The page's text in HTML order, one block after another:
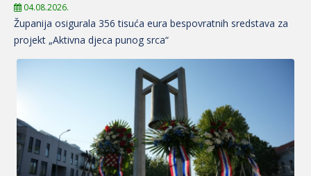
04.08.2026.
Županija osigurala 356 tisuća eura bespovratnih sredstava za
projekt „Aktivna djeca punog srca“